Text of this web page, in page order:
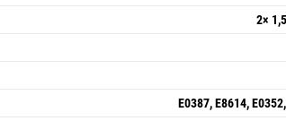
2×
E0387, E8614,